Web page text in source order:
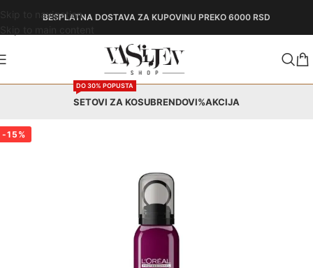
Skip to navigationBESPLATNA DOSTAVA ZA KUPOVINU PREKO 6000 RSD
SETOVI ZA KOSU
DO 30% POPUSTA
BRENDOVI%AKCIJA
-15%